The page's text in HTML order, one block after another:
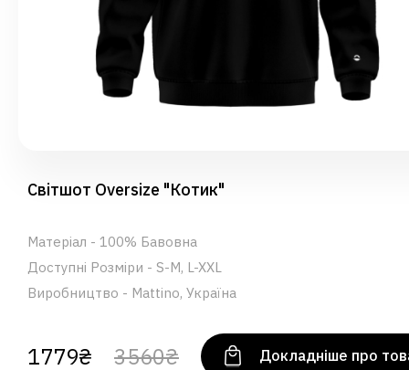
Світшот Oversize "Котик"
Матеріал - 100% Бавовна
Доступні Розміри - S-M, L-XXL
Виробництво - Mattino, Україна
1779₴ 3560₴ Докладніше про